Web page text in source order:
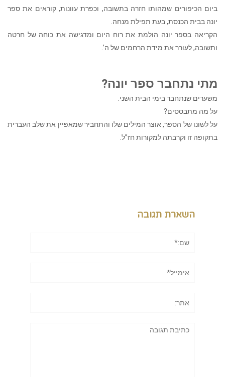
ביום הכיפורים שמהותו חזרה בתשובה, וכפרת עוונות, קוראים את ספר
יונה בבית הכנסת, בעת תפילת מנחה.
הקריאה בספר יונה הולמת את רוח היום ומדגישה את כוחה של חרטה
ותשובה, לעורר את מידת הרחמים של ה’.
מתי נתחבר ספר יונה?
משערים שנתחבר בימי הבית השני.
על מה מתבססים?
על לשונו של הספר, אוצר המילים שלו והתחביר שמאפיין את שלב העברית
בתקופה זו וקרבתה למקורות חז”ל.
השארת תגובה